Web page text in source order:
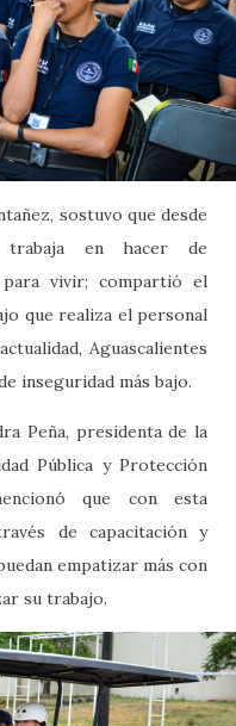
sostuvo que desde
trabaja en hacer de
para vivir; compartió el
que realiza el personal
Aguascalientes
inseguridad más bajo.
Peña, presidenta de la
Pública y Protección
que con esta
de capacitación y
empatizar más con
su trabajo.